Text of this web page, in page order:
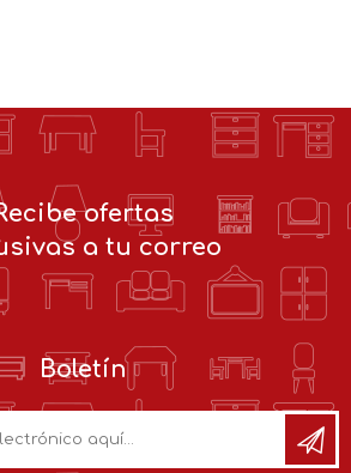
ofertas
a tu correo
Boletín